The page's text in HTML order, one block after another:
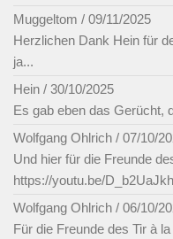
Muggeltom / 09/11/2025
Herzlichen Dank Hein für
ja...
Hein / 30/10/2025
Es gab eben das Gerücht,
Wolfgang Ohlrich / 07/10/
Und hier für die Freunde
https://youtu.be/
Wolfgang Ohlrich / 06/10/
Für die Freunde des Tir à